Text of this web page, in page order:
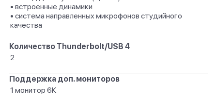
• встроенные динамики
• система направленных микрофонов студийного
качества
Количество Thunderbolt/USB 4
2
Поддержка доп. мониторов
1 монитор 6К